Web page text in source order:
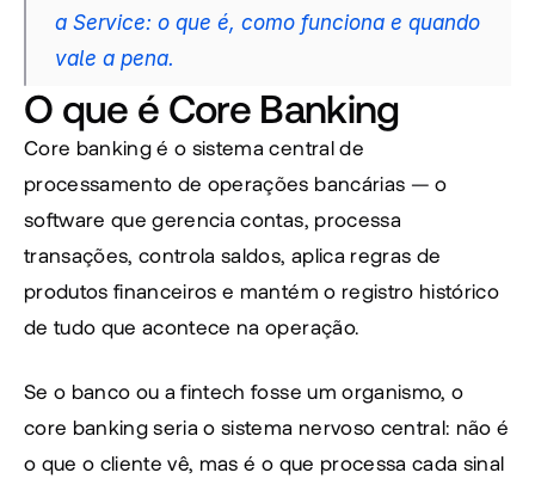
a Service: o que é, como funciona e quando
vale a pena.
O que é Core Banking
Core banking é o sistema central de
processamento de operações bancárias — o
software que gerencia contas, processa
transações, controla saldos, aplica regras de
produtos financeiros e mantém o registro histórico
de tudo que acontece na operação.
Se o banco ou a fintech fosse um organismo, o
core banking seria o sistema nervoso central: não é
o que o cliente vê, mas é o que processa cada sinal